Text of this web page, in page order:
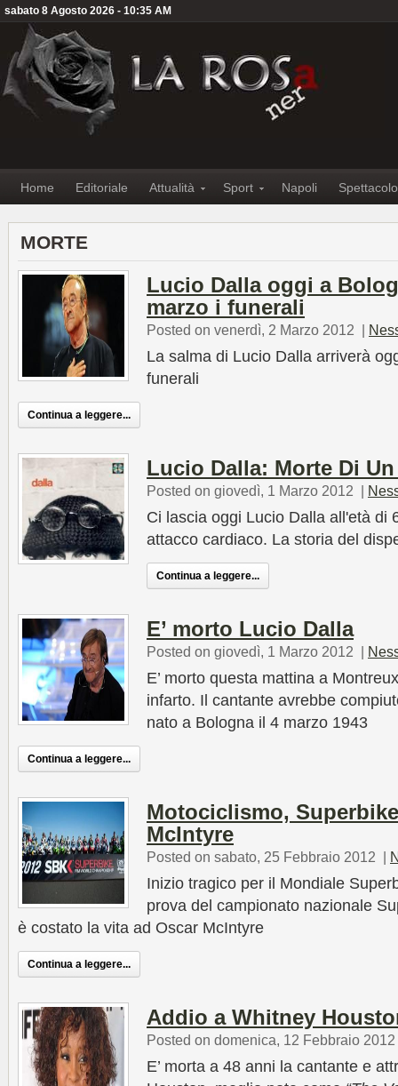
sabato 8 Agosto 2026 - 10:35 AM
Home Editoriale Attualità Sport Napoli Spettacolo
MORTE
Lucio Dalla oggi a
marzo i funerali
Posted on venerdì, 2 Marzo 2012 |
La salma di Lucio Dalla arriverà
funerali
Continua a leggere...
Lucio Dalla: Morte Di
Posted on giovedì, 1 Marzo 2012 |
Ci lascia oggi Lucio Dalla all'età di
attacco cardiaco. La storia del
Continua a leggere...
E’ morto Lucio Dalla
Posted on giovedì, 1 Marzo 2012 |
E’ morto questa mattina a
infarto. Il cantante avrebbe
nato a Bologna il 4 marzo 1943
Continua a leggere...
Motociclismo,
McIntyre
Posted on sabato, 25 Febbraio 2012 |
Inizio tragico per il Mondiale
prova del campionato nazionale
è costato la vita ad Oscar McIntyre
Continua a leggere...
Addio a Whitney
Posted on domenica, 12 Febbraio 2012
E’ morta a 48 anni la cantante e